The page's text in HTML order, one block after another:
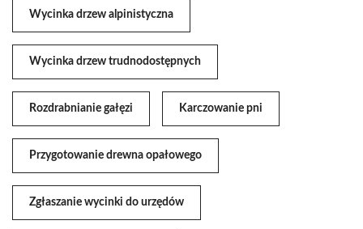
Wycinka drzew alpinistyczna
Wycinka drzew trudnodostępnych
Rozdrabnianie gałęzi Karczowanie pni
Przygotowanie drewna opałowego
Zgłaszanie wycinki do urzędów